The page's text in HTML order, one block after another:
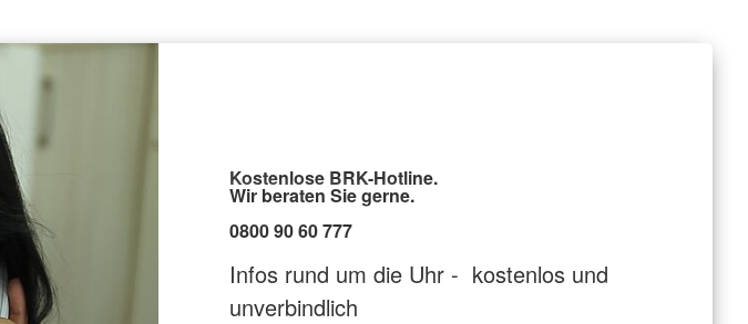
Kostenlose BRK-Hotline.
Wir beraten Sie gerne.
0800 90 60 777
Infos rund um die Uhr - kostenlos und
unverbindlich